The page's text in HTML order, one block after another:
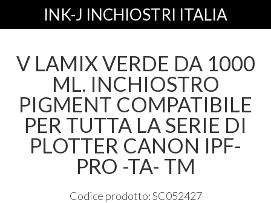
INK-J INCHIOSTRI ITALIA
V LAMIX VERDE DA 1000
ML. INCHIOSTRO
PIGMENT COMPATIBILE
PER TUTTA LA SERIE DI
PLOTTER CANON IPF-
PRO -TA- TM
Codice prodotto: SC052427